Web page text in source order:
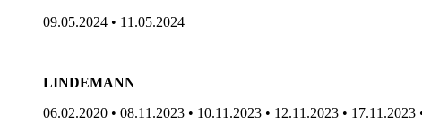
09.05.2024 • 11.05.2024
LINDEMANN
06.02.2020 • 08.11.2023 • 10.11.2023 • 12.11.2023 • 17.11.2023